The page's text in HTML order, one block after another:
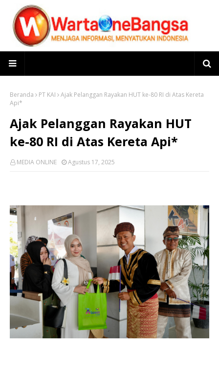
Beranda PT KAI
Ajak Pelanggan Rayakan HUT ke-80 RI di Atas Kereta
Api*
Ajak Pelanggan Rayakan HUT
ke-80 RI di Atas Kereta Api*
MEDIA ONLINE Agustus 17, 2025